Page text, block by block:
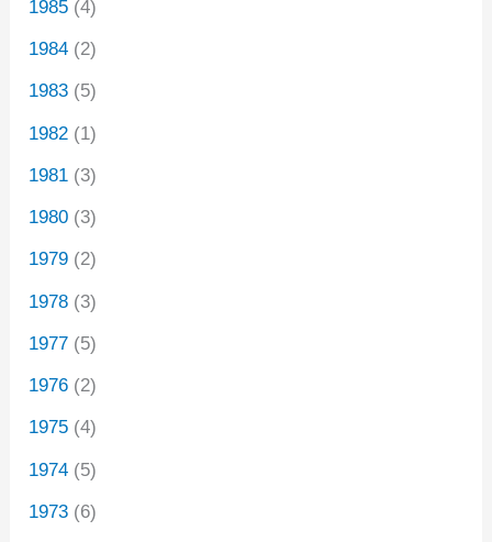
1985 (4)
1984 (2)
1983 (5)
1982 (1)
1981 (3)
1980 (3)
1979 (2)
1978 (3)
1977 (5)
1976 (2)
1975 (4)
1974 (5)
1973 (6)